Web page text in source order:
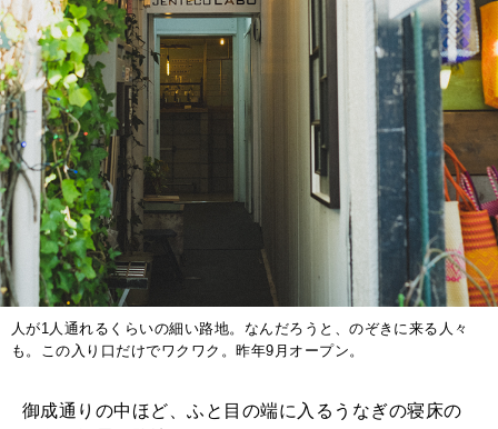
人が1人通れるくらいの細い路地。なんだろうと、のぞきに来る人々
も。この入り口だけでワクワク。昨年9月オープン。
御成通りの中ほど、ふと目の端に入るうなぎの寝床の